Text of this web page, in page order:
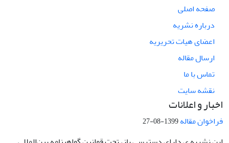
صفحه اصلی
درباره نشریه
اعضای هیات تحریریه
ارسال مقاله
تماس با ما
نقشه سایت
اخبار و اعلانات
فراخوان مقاله1399-08-27